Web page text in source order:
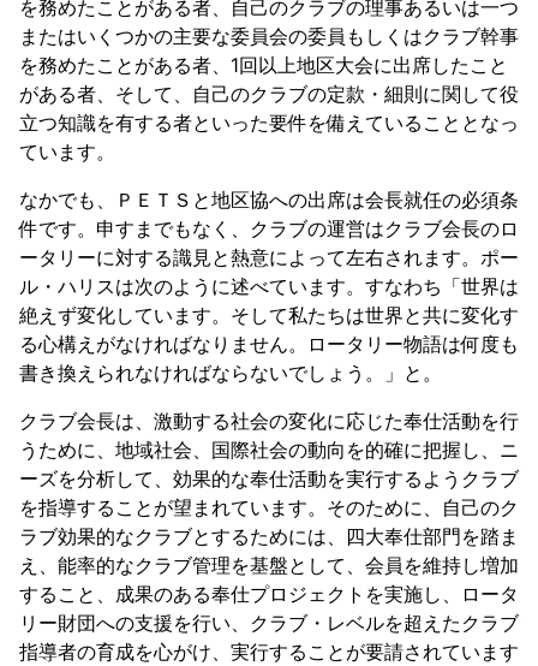
を務めたことがある者、自己のクラブの理事あるいは一つ
またはいくつかの主要な委員会の委員もしくはクラブ幹事
を務めたことがある者、1回以上地区大会に出席したこと
がある者、そして、自己のクラブの定款・細則に関して役
立つ知識を有する者といった要件を備えていることとなっ
ています。
なかでも、ＰＥＴＳと地区協への出席は会長就任の必須条
件です。申すまでもなく、クラブの運営はクラブ会長のロ
ータリーに対する識見と熱意によって左右されます。ポー
ル・ハリスは次のように述べています。すなわち「世界は
絶えず変化しています。そして私たちは世界と共に変化す
る心構えがなければなりません。ロータリー物語は何度も
書き換えられなければならないでしょう。」と。
クラブ会長は、激動する社会の変化に応じた奉仕活動を行
うために、地域社会、国際社会の動向を的確に把握し、ニ
ーズを分析して、効果的な奉仕活動を実行するようクラブ
を指導することが望まれています。そのために、自己のク
ラブ効果的なクラブとするためには、四大奉仕部門を踏ま
え、能率的なクラブ管理を基盤として、会員を維持し増加
すること、成果のある奉仕プロジェクトを実施し、ロータ
リー財団への支援を行い、クラブ・レベルを超えたクラブ
指導者の育成を心がけ、実行することが要請されています